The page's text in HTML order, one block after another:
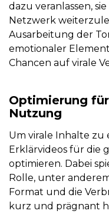
dazu veranlassen,
Netzwerk
Ausarbeitung der
emotionaler
Chancen auf virale
Optimierung
Nutzung
Um virale Inhalte zu
Erklärvideos für die
optimieren. Dabei
Rolle, unter
Format und die
kurz und prägnant